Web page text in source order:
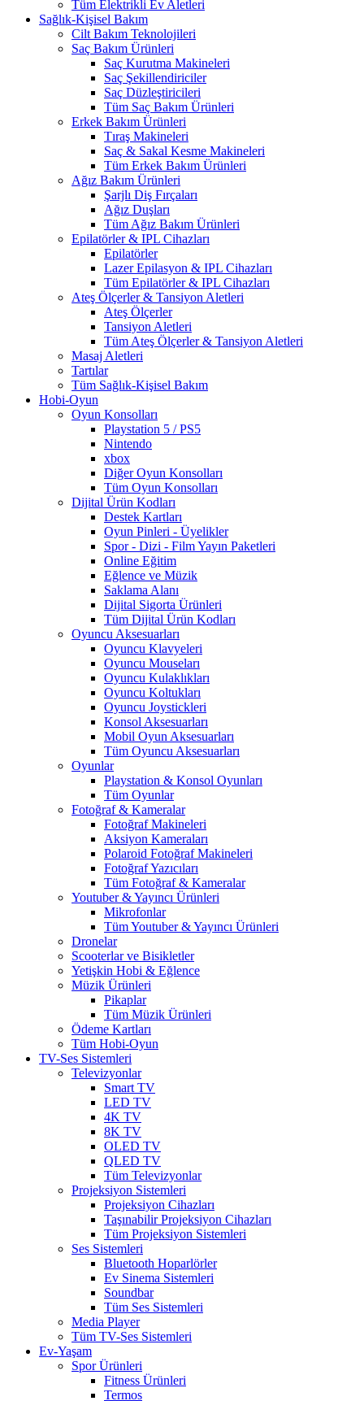
Tüm Elektrikli Ev Aletleri
Sağlık-Kişisel Bakım
Cilt Bakım Teknolojileri
Saç Bakım Ürünleri
Saç Kurutma Makineleri
Saç Şekillendiriciler
Saç Düzleştiricileri
Tüm Saç Bakım Ürünleri
Erkek Bakım Ürünleri
Tıraş Makineleri
Saç & Sakal Kesme Makineleri
Tüm Erkek Bakım Ürünleri
Ağız Bakım Ürünleri
Şarjlı Diş Fırçaları
Ağız Duşları
Tüm Ağız Bakım Ürünleri
Epilatörler & IPL Cihazları
Epilatörler
Lazer Epilasyon & IPL Cihazları
Tüm Epilatörler & IPL Cihazları
Ateş Ölçerler & Tansiyon Aletleri
Ateş Ölçerler
Tansiyon Aletleri
Tüm Ateş Ölçerler & Tansiyon Aletleri
Masaj Aletleri
Tartılar
Tüm Sağlık-Kişisel Bakım
Hobi-Oyun
Oyun Konsolları
Playstation 5 / PS5
Nintendo
xbox
Diğer Oyun Konsolları
Tüm Oyun Konsolları
Dijital Ürün Kodları
Destek Kartları
Oyun Pinleri - Üyelikler
Spor - Dizi - Film Yayın Paketleri
Online Eğitim
Eğlence ve Müzik
Saklama Alanı
Dijital Sigorta Ürünleri
Tüm Dijital Ürün Kodları
Oyuncu Aksesuarları
Oyuncu Klavyeleri
Oyuncu Mouseları
Oyuncu Kulaklıkları
Oyuncu Koltukları
Oyuncu Joystickleri
Konsol Aksesuarları
Mobil Oyun Aksesuarları
Tüm Oyuncu Aksesuarları
Oyunlar
Playstation & Konsol Oyunları
Tüm Oyunlar
Fotoğraf & Kameralar
Fotoğraf Makineleri
Aksiyon Kameraları
Polaroid Fotoğraf Makineleri
Fotoğraf Yazıcıları
Tüm Fotoğraf & Kameralar
Youtuber & Yayıncı Ürünleri
Mikrofonlar
Tüm Youtuber & Yayıncı Ürünleri
Dronelar
Scooterlar ve Bisikletler
Yetişkin Hobi & Eğlence
Müzik Ürünleri
Pikaplar
Tüm Müzik Ürünleri
Ödeme Kartları
Tüm Hobi-Oyun
TV-Ses Sistemleri
Televizyonlar
Smart TV
LED TV
4K TV
8K TV
OLED TV
QLED TV
Tüm Televizyonlar
Projeksiyon Sistemleri
Projeksiyon Cihazları
Taşınabilir Projeksiyon Cihazları
Tüm Projeksiyon Sistemleri
Ses Sistemleri
Bluetooth Hoparlörler
Ev Sinema Sistemleri
Soundbar
Tüm Ses Sistemleri
Media Player
Tüm TV-Ses Sistemleri
Ev-Yaşam
Spor Ürünleri
Fitness Ürünleri
Termos